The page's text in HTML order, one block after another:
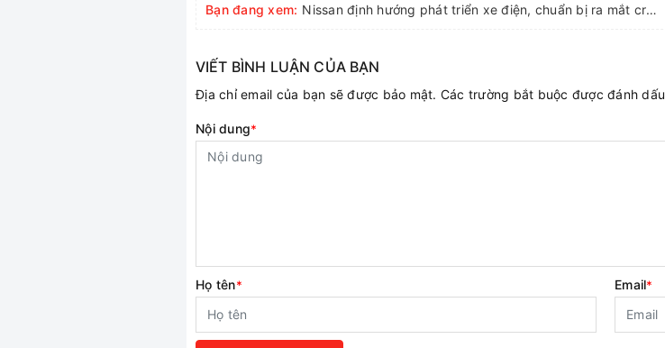
Bạn đang xem: Nissan định hướng phát triển xe điện, chuẩn bị ra mắt crossover chạy điện mới
VIẾT BÌNH LUẬN CỦA BẠN
Địa chỉ email của bạn sẽ được bảo mật. Các trường bắt buộc được đánh dấu
Nội dung*
Họ tên* Email*